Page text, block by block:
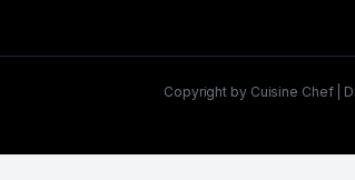
Copyright by Cuisine Chef |